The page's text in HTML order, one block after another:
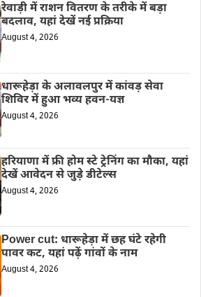
रेवाड़ी में राशन वितरण के तरीके में बड़ा
बदलाव, यहां देखें नई प्रक्रिया
August 4, 2026
धारूहेड़ा के अलावलपुर में कांवड़ सेवा
शिविर में हुआ भव्य हवन-यज्ञ
August 4, 2026
हरियाणा में फ्री होम स्टे ट्रेनिंग का मौका, यहां
देखें आवेदन से जुड़े डीटेल्स
August 4, 2026
Power cut: धारूहेड़ा में छह घंटे रहेगी
पावर कट, यहां पढ़ें गांवों के नाम
August 4, 2026